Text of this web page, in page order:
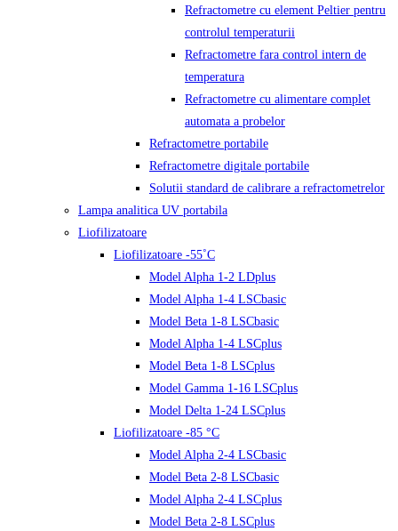
Refractometre cu element Peltier pentru
controlul temperaturii
Refractometre fara control intern de
temperatura
Refractometre cu alimentare complet
automata a probelor
Refractometre portabile
Refractometre digitale portabile
Solutii standard de calibrare a refractometrelor
Lampa analitica UV portabila
Liofilizatoare
Liofilizatoare -55˚C
Model Alpha 1-2 LDplus
Model Alpha 1-4 LSCbasic
Model Beta 1-8 LSCbasic
Model Alpha 1-4 LSCplus
Model Beta 1-8 LSCplus
Model Gamma 1-16 LSCplus
Model Delta 1-24 LSCplus
Liofilizatoare -85 °C
Model Alpha 2-4 LSCbasic
Model Beta 2-8 LSCbasic
Model Alpha 2-4 LSCplus
Model Beta 2-8 LSCplus